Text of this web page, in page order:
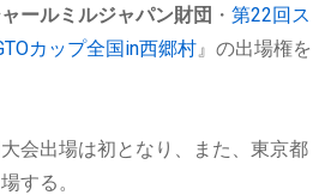
ールミルジャパン財団 ・第22回ス
カップ全国in西郷村 』の出場権を
会出場は初となり、また、東京都
する。